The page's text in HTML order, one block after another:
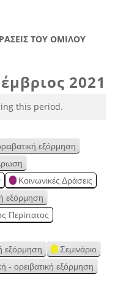
ΤΟΥ ΟΜΙΛΟΥ
2021
this period.
εξόρμηση
Κοινωνικές Δράσεις
εξόρμηση
Περίπατος
εξόρμηση
Σεμινάριο
- ορειβατική εξόρμηση